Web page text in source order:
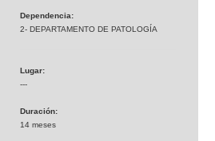
Dependencia:
2- DEPARTAMENTO DE PATOLOGÍA
Lugar:
---
Duración:
14 meses